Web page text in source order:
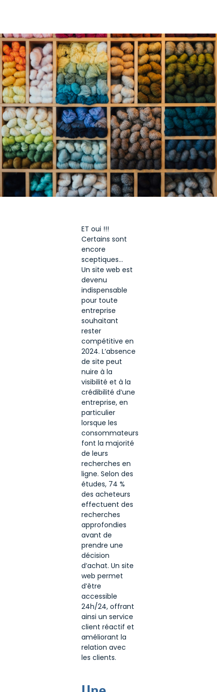
ET oui !!!
Certains sont
encore
sceptiques…
Un site web est
devenu
indispensable
pour toute
entreprise
souhaitant
rester
compétitive en
2024. L’absence
de site peut
nuire à la
visibilité et à la
crédibilité d’une
entreprise, en
particulier
lorsque les
consommateurs
font la majorité
de leurs
recherches en
ligne. Selon des
études, 74 %
des acheteurs
effectuent des
recherches
approfondies
avant de
prendre une
décision
d’achat. Un site
web permet
d’être
accessible
24h/24, offrant
ainsi un service
client réactif et
améliorant la
relation avec
les clients.